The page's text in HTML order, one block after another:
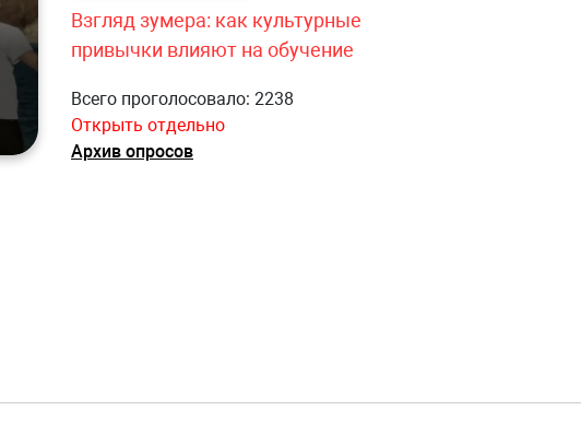
Взгляд зумера: как культурные
привычки влияют на обучение
Всего проголосовало: 2238
Открыть отдельно
Архив опросов